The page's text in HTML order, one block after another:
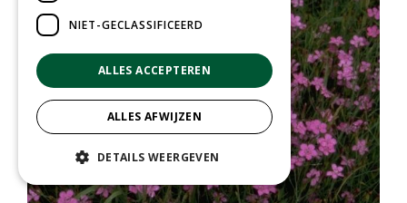
NIET-GECLASSIFICEERD
ALLES ACCEPTEREN
ALLES AFWIJZEN
DETAILS WEERGEVEN